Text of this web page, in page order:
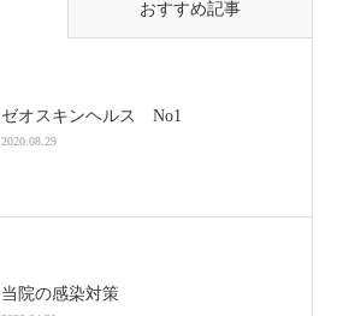
おすすめ記事
ゼオスキンヘルス No1
2020.08.29
当院の感染対策